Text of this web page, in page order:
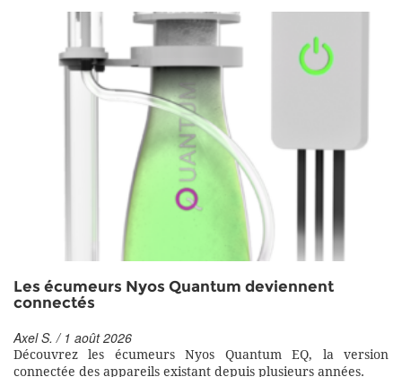
Les écumeurs Nyos Quantum deviennent
connectés
Axel S. / 1 août 2026
Découvrez les écumeurs Nyos Quantum EQ, la version
connectée des appareils existant depuis plusieurs années.